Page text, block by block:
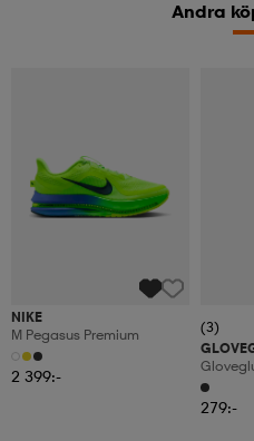
Andra
NIKE
M Pegasus Premium
2 399:-
(3)
279:-